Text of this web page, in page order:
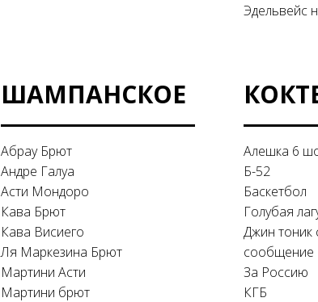
Эдельвейс
ШАМПАНСКОЕ
Абрау Брют
Андре Галуа
Асти Мондоро
Кава Брют
Кава Висиего
Ля Маркезина Брют
Мартини Асти
Мартини брют
Алешка 6
Б-52
Баскетбол
Голубая
Джин
сообщение
За Россию
КГБ